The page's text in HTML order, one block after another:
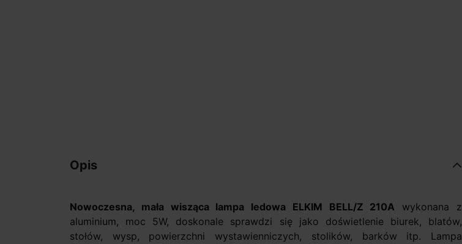
Opis
Nowoczesna, mała wisząca lampa ledowa ELKIM BELL/Z 210A wykonana z
aluminium, moc 5W, doskonale sprawdzi się jako doświetlenie biurek, blatów,
stołów, wysp, powierzchni wystawienniczych, stolików, barków itp. Lampa